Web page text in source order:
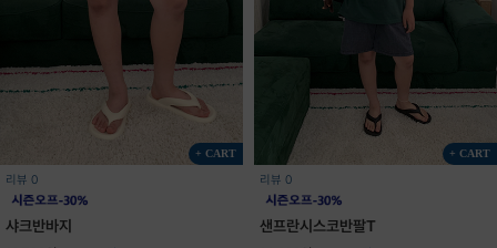
+ CART
리뷰 0
샤크반바지
+ CART
리뷰 0
샌프란시스코반팔T